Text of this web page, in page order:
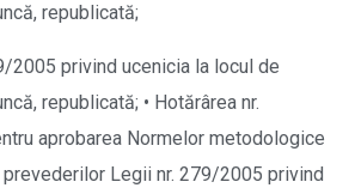
republicată;
2005 privind ucenicia la locul de
republicată; • Hotărârea nr.
aprobarea Normelor metodologice
Legii nr. 279/2005 privind